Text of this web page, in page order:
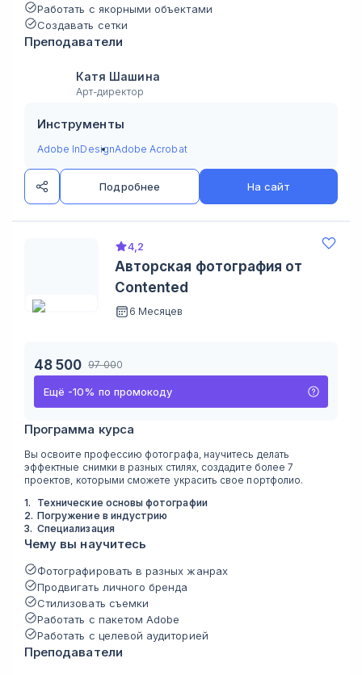
Работать с якорными объектами
Создавать сетки
Преподаватели
Катя Шашина
Арт-директор
Инструменты
Adobe InDesignAdobe Acrobat
Подробнее На сайт
4,2
Авторская фотография от
Contented
6 Месяцев
48 500 97 000
Ещё -10% по промокоду
Программа курса
Вы освоите профессию фотографа, научитесь делать
эффектные снимки в разных стилях, создадите более 7
проектов, которыми сможете украсить свое портфолио.
1.
Технические основы фотографии
2. Погружение в индустрию
3. Специализация
Чему вы научитесь
Фотографировать в разных жанрах
Продвигать личного бренда
Стилизовать съемки
Работать с пакетом Adobe
Работать с целевой аудиторией
Преподаватели